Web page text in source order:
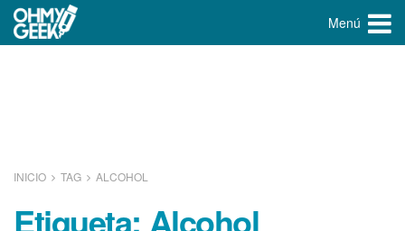
Menú
INICIO TAG ALCOHOL
Etiqueta: Alcohol